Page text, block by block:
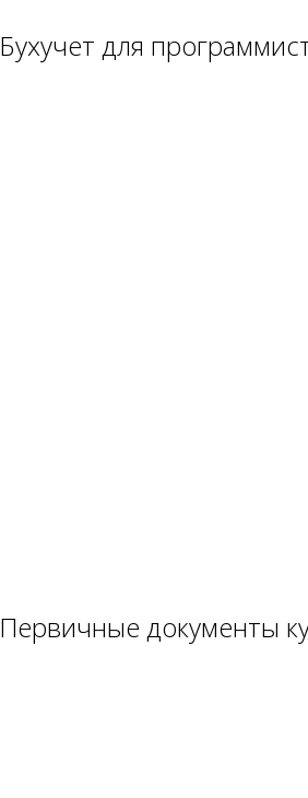
Бухучет для
Первичные документы